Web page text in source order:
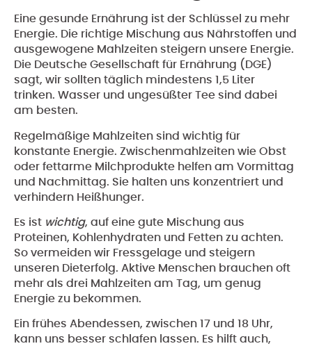
Eine gesunde Ernährung ist der Schlüssel zu mehr
Energie. Die richtige Mischung aus Nährstoffen und
ausgewogene Mahlzeiten steigern unsere Energie.
Die Deutsche Gesellschaft für Ernährung (DGE)
sagt, wir sollten täglich mindestens 1,5 Liter
trinken. Wasser und ungesüßter Tee sind dabei
am besten.
Regelmäßige Mahlzeiten sind wichtig für
konstante Energie. Zwischenmahlzeiten wie Obst
oder fettarme Milchprodukte helfen am Vormittag
und Nachmittag. Sie halten uns konzentriert und
verhindern Heißhunger.
Es ist wichtig, auf eine gute Mischung aus
Proteinen, Kohlenhydraten und Fetten zu achten.
So vermeiden wir Fressgelage und steigern
unseren Dieterfolg. Aktive Menschen brauchen oft
mehr als drei Mahlzeiten am Tag, um genug
Energie zu bekommen.
Ein frühes Abendessen, zwischen 17 und 18 Uhr,
kann uns besser schlafen lassen. Es hilft auch,